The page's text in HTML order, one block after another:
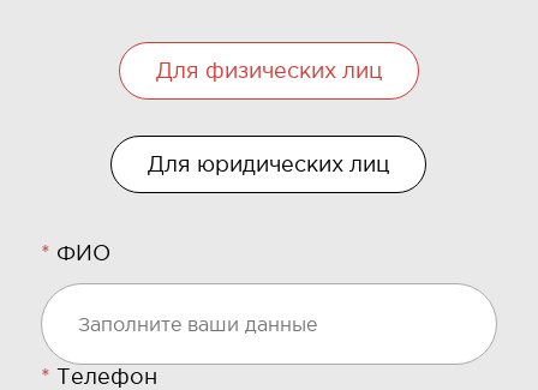
Для физических лиц
Для юридических лиц
* ФИО
* Телефон